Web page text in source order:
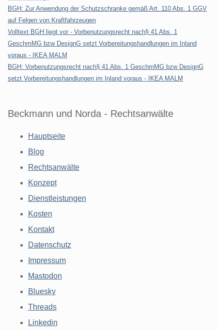
BGH: Zur Anwendung der Schutzschranke gemäß Art. 110 Abs. 1 GGV
auf Felgen von Kraftfahrzeugen
Volltext BGH liegt vor - Vorbenutzungsrecht nach§ 41 Abs. 1
GeschmMG bzw DesignG setzt Vorbereitungshandlungen im Inland
voraus - IKEA MALM
BGH: Vorbenutzungsrecht nach§ 41 Abs. 1 GeschmMG bzw DesignG
setzt Vorbereitungshandlungen im Inland voraus - IKEA MALM
Beckmann und Norda - Rechtsanwälte
Hauptseite
Blog
Rechtsanwälte
Konzept
Dienstleistungen
Kosten
Kontakt
Datenschutz
Impressum
Mastodon
Bluesky
Threads
Linkedin